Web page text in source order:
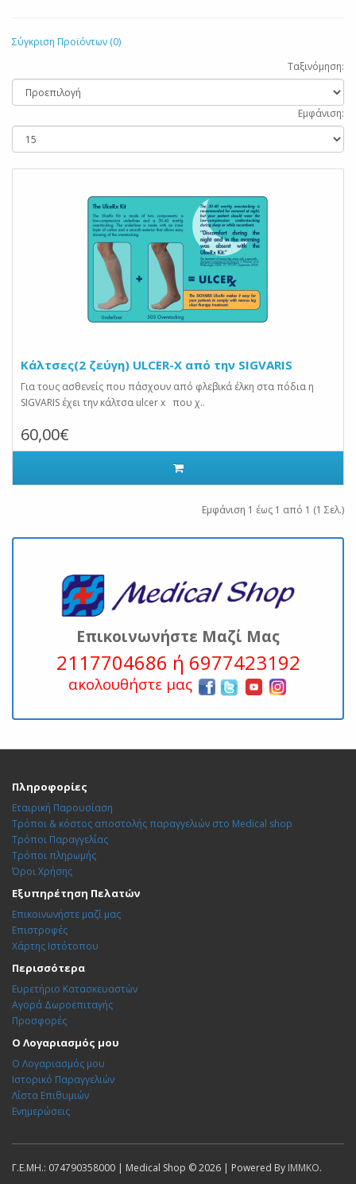
Σύγκριση Προϊόντων (0)
Ταξινόμηση:
Εμφάνιση:
Κάλτσες(2 ζεύγη) ULCER-X από την SIGVARIS
Για τους ασθενείς που πάσχουν από φλεβικά έλκη στα πόδια η
SIGVARIS έχει την κάλτσα ulcer x που χ..
60,00€
Εμφάνιση 1 έως 1 από 1 (1 Σελ.)
Επικοινωνήστε Μαζί Μας
2117704686 ή 6977423192
ακολουθήστε μας
Πληροφορίες
Εταιρική Παρουσίαση
Τρόποι & κόστος αποστολής παραγγελιών στο Medical shop
Τρόποι Παραγγελίας
Τρόποι πληρωμής
Όροι Χρήσης
Εξυπηρέτηση Πελατών
Επικοινωνήστε μαζί μας
Επιστροφές
Χάρτης Ιστότοπου
Περισσότερα
Ευρετήριο Κατασκευαστών
Αγορά Δωροεπιταγής
Προσφορές
Ο Λογαριασμός μου
Ο Λογαριασμός μου
Ιστορικό Παραγγελιών
Λίστα Επιθυμιών
Ενημερώσεις
Γ.Ε.ΜΗ.: 074790358000 | Medical Shop © 2026 | Powered By IMMKO.